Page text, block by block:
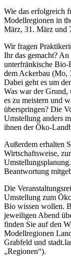
Wie das erfolgreich
Modellregionen in
März, 31. März und
Wir fragen
Ihr das gemacht?
unterfränkische Bio-
dem Ackerbau (Mo,
Dabei geht es um
Was war der Grund,
es zu meistern und
überspringen? Die
Umstellung anders
ihnen der Öko-
Außerdem erhalten
Wirtschaftsweise,
Beantwortung
Die
Umstellung zum
Bio wissen wollen.
jeweiligen Abend
finden Sie auf den
Modellregionen
Grabfeld und
„Regionen“).